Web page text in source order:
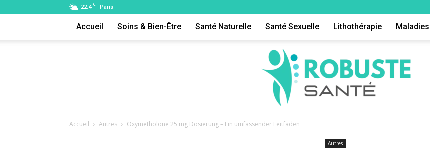
22.4 C Paris
Accueil Soins & Bien-Être Santé Naturelle Santé Sexuelle Lithothérapie Maladies
Robuste
Accueil Autres Oxymetholone 25 mg Dosierung – Ein umfassender Leitfaden
Autres